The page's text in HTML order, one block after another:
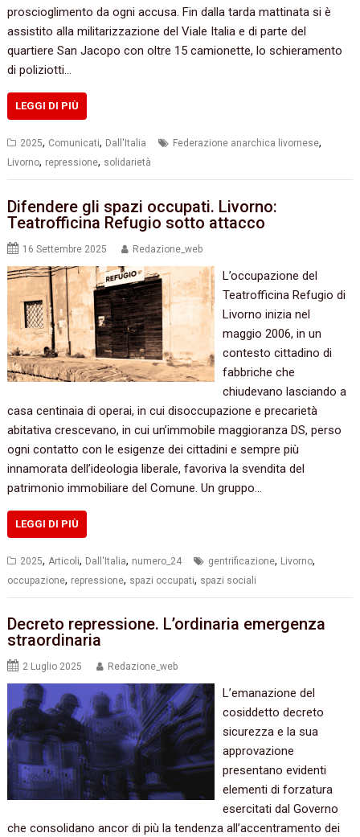
proscioglimento da ogni accusa. Fin dalla tarda mattinata si è
assistito alla militarizzazione del Viale Italia e di parte del
quartiere San Jacopo con oltre 15 camionette, lo schieramento
di poliziotti…
LEGGI DI PIÙ
2025, Comunicati, Dall'Italia Federazione anarchica livornese,
Livorno, repressione, solidarietà
Difendere gli spazi occupati. Livorno:
Teatrofficina Refugio sotto attacco
16 Settembre 2025 Redazione_web
L’occupazione del
Teatrofficina Refugio di
Livorno inizia nel
maggio 2006, in un
contesto cittadino di
fabbriche che
chiudevano lasciando a
casa centinaia di operai, in cui disoccupazione e precarietà
abitativa crescevano, in cui un’immobile maggioranza DS, perso
ogni contatto con le esigenze dei cittadini e sempre più
innamorata dell’ideologia liberale, favoriva la svendita del
patrimonio immobiliare del Comune. Un gruppo…
LEGGI DI PIÙ
2025, Articoli, Dall'Italia, numero_24 gentrificazione, Livorno,
occupazione, repressione, spazi occupati, spazi sociali
Decreto repressione. L’ordinaria emergenza
straordinaria
2 Luglio 2025 Redazione_web
L’emanazione del
cosiddetto decreto
sicurezza e la sua
approvazione
presentano evidenti
elementi di forzatura
esercitati dal Governo
che consolidano ancor di più la tendenza all’accentramento dei